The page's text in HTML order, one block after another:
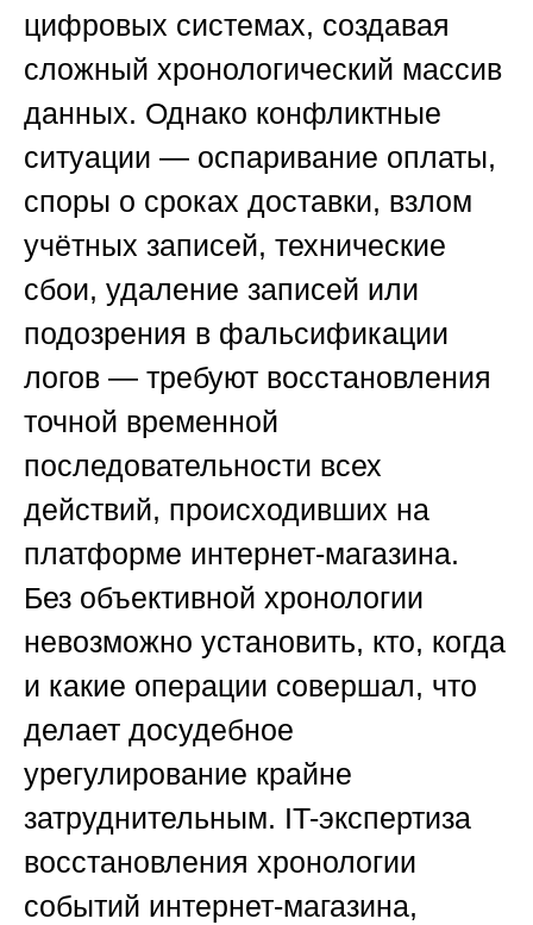
цифровых системах, создавая
сложный хронологический массив
данных. Однако конфликтные
ситуации — оспаривание оплаты,
споры о сроках доставки, взлом
учётных записей, технические
сбои, удаление записей или
подозрения в фальсификации
логов — требуют восстановления
точной временной
последовательности всех
действий, происходивших на
платформе интернет-магазина.
Без объективной хронологии
невозможно установить, кто, когда
и какие операции совершал, что
делает досудебное
урегулирование крайне
затруднительным. IT-экспертиза
восстановления хронологии
событий интернет-магазина,